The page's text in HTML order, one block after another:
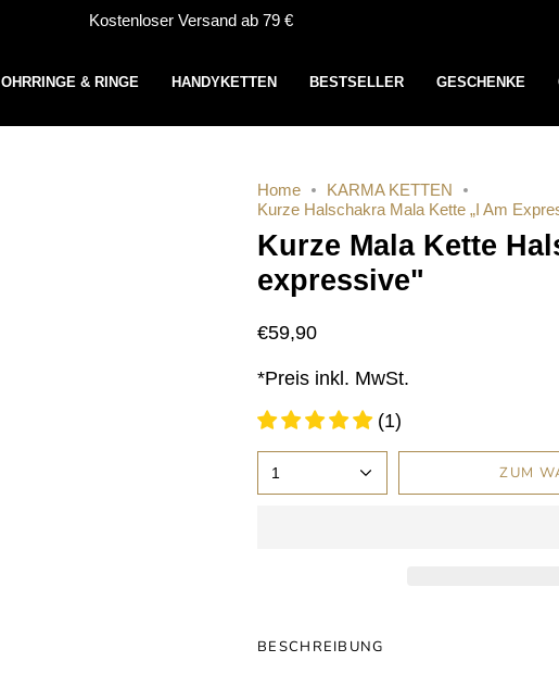
Kostenloser Versand ab 79 €
OHRRINGE & RINGE HANDYKETTEN BESTSELLER GESCHENKE
Home
KARMA KETTEN
Kurze Halschakra Mala Kette „I Am
Kurze Mala Kette
expressive"
€59,90
*Preis inkl. MwSt.
(1)
1 ZUM
BESCHREIBUNG